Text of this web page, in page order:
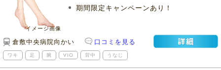
期間限定キャンペーンあり！
倉敷中央病院向かい 口コミを見る
ワキ 足 腕 VIO 背中 うなじ